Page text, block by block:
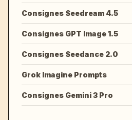
Consignes Seedream 4.5
Consignes GPT Image 1.5
Consignes Seedance 2.0
Grok Imagine Prompts
Consignes Gemini 3 Pro